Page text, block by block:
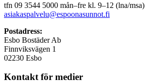
tfn 09 3544 5000 mån–fre kl. 9–12 (lna/msa)
asiakaspalvelu@espoonasunnot.fi
Postadress:
Esbo Bostäder Ab
Finnviksvägen 1
02230 Esbo
Kontakt för medier